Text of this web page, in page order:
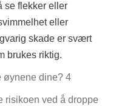
se flekker eller
eller
skade er svært
brukes riktig.
risikoen ved å droppe